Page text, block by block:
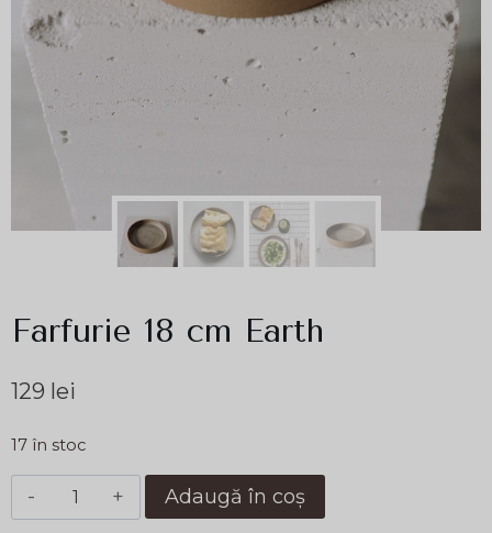
Farfurie 18 cm Earth
129 lei
17 în stoc
Cantitate
Farfurie
Adaugă în coș